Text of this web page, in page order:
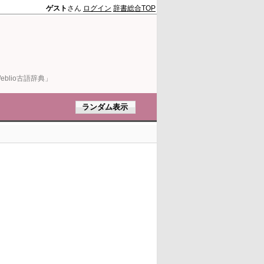
古語辞典」
ゲスト さん ログイン 辞書総合TOP